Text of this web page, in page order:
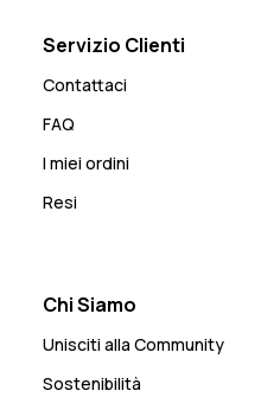
Servizio Clienti
Contattaci
FAQ
I miei ordini
Resi
Chi Siamo
Unisciti alla Community
Sostenibilità